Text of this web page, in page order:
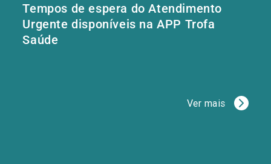
Tempos de espera do Atendimento
Urgente disponíveis na APP Trofa
Saúde
Ver mais